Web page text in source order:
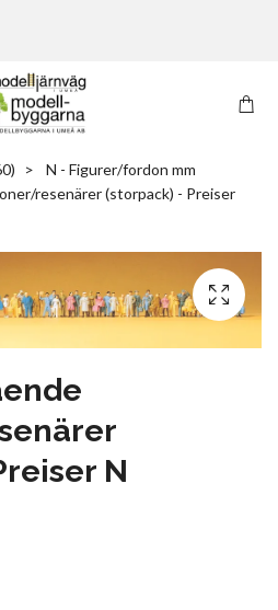
N - Figurer/fordon mm
resenärer (storpack) - Preiser
N